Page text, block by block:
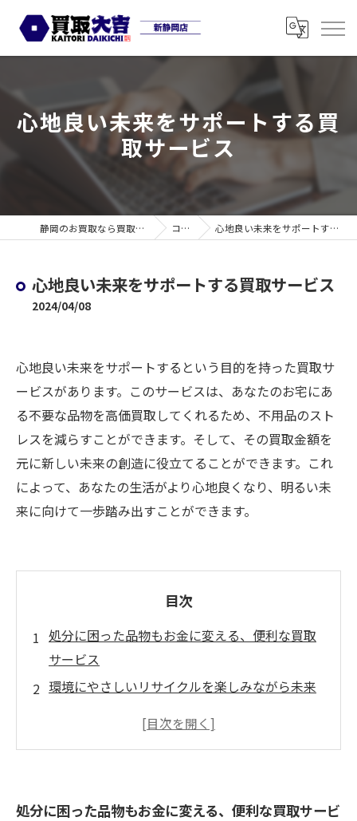
心地良い未来をサポートする買
取サービス
静岡のお買取なら買取大吉 新静岡店 コラム 心地良い未来をサポートする買取サービス
心地良い未来をサポートする買取サービス
2024/04/08
心地良い未来をサポートするという目的を持った買取サ
ービスがあります。このサービスは、あなたのお宅にあ
る不要な品物を高価買取してくれるため、不用品のスト
レスを減らすことができます。そして、その買取金額を
元に新しい未来の創造に役立てることができます。これ
によって、あなたの生活がより心地良くなり、明るい未
来に向けて一歩踏み出すことができます。
目次
処分に困った品物もお金に変える、便利な買取
サービス
環境にやさしいリサイクルを楽しみながら未来
今続けたい暮らしを支える、心地よい買取サー
処分に困った品物もお金に変える、便利な買取サービ